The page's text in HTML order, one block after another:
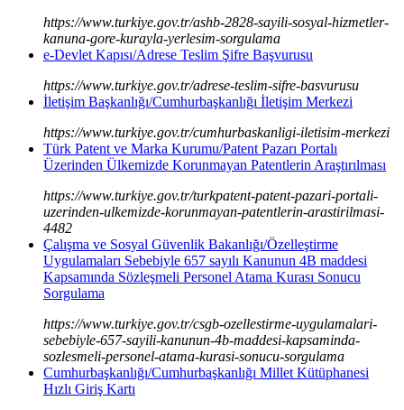
https://www.turkiye.gov.tr/ashb-2828-sayili-sosyal-hizmetler-
kanuna-gore-kurayla-yerlesim-sorgulama
e-Devlet Kapısı/Adrese Teslim Şifre Başvurusu
https://www.turkiye.gov.tr/adrese-teslim-sifre-basvurusu
İletişim Başkanlığı/Cumhurbaşkanlığı İletişim Merkezi
https://www.turkiye.gov.tr/cumhurbaskanligi-iletisim-merkezi
Türk Patent ve Marka Kurumu/Patent Pazarı Portalı
Üzerinden Ülkemizde Korunmayan Patentlerin Araştırılması
https://www.turkiye.gov.tr/turkpatent-patent-pazari-portali-
uzerinden-ulkemizde-korunmayan-patentlerin-arastirilmasi-
4482
Çalışma ve Sosyal Güvenlik Bakanlığı/Özelleştirme
Uygulamaları Sebebiyle 657 sayılı Kanunun 4B maddesi
Kapsamında Sözleşmeli Personel Atama Kurası Sonucu
Sorgulama
https://www.turkiye.gov.tr/csgb-ozellestirme-uygulamalari-
sebebiyle-657-sayili-kanunun-4b-maddesi-kapsaminda-
sozlesmeli-personel-atama-kurasi-sonucu-sorgulama
Cumhurbaşkanlığı/Cumhurbaşkanlığı Millet Kütüphanesi
Hızlı Giriş Kartı